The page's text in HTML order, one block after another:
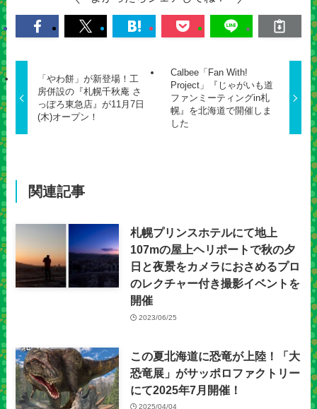
「やわ餅」が新登場！工
房併設の『札幌千秋庵 さ
っぽろ東急店』が11月7日
(木)オープン！
Calbee「Fan With!
Project」『じゃがいも道
ファンミーティングin札
幌』を北海道で開催しま
した
関連記事
札幌プリンスホテルにて地上
107mの屋上ヘリポートで秋の夕
日と夜景をカメラにおさめるプロ
のレクチャー付き撮影イベントを
開催
2023/06/25
この夏北海道に恐竜が上陸！「大
恐竜展」がサッポロファクトリー
にて2025年7月開催！
2025/04/04